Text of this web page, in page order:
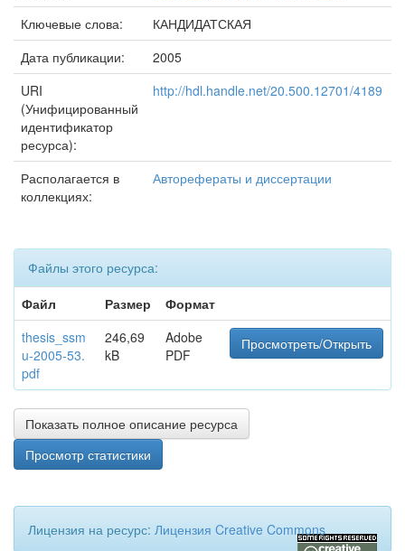
Ключевые слова:
КАНДИДАТСКАЯ
Дата публикации:
2005
URI
(Унифицированный
идентификатор
ресурса):
http://hdl.handle.net/20.500.12701/4189
Располагается в
коллекциях:
Авторефераты и диссертации
Файлы этого ресурса:
Файл
Размер
Формат
thesis_ssm
u-2005-53.
pdf
246,69
kB
Adobe
PDF
Просмотреть/Открыть
Показать полное описание ресурса
Просмотр статистики
Лицензия на ресурс: Лицензия Creative Commons